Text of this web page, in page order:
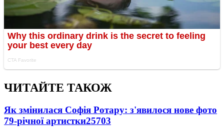
ЧИТАЙТЕ ТАКОЖ
Як змінилася Софія Ротару: з'явилося нове фото
79-річної артистки25703